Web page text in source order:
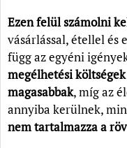
Ezen felül számolni
vásárlással, étellel és
függ az egyéni
megélhetési
magasabbak, míg az
annyiba kerülnek,
nem tartalmazza a